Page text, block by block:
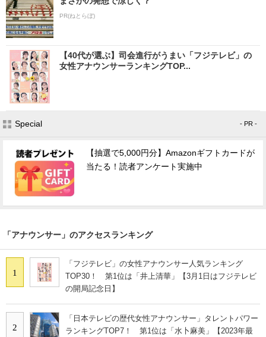
PR(ねとらぼ)
【40代が選ぶ】司会進行がうまい「フジテレビ」の
女性アナウンサーランキングTOP...
Special - PR -
【抽選で5,000円分】Amazonギフトカードが
当たる！読者アンケート実施中
「アナウンサー」のアクセスランキング
1
「フジテレビ」の女性アナウンサー人気ランキング
TOP30！ 第1位は「井上清華」【3月1日はフジテレビ
の開局記念日】
2
「日本テレビの歴代女性アナウンサー」タレントパワー
ランキングTOP7！ 第1位は「水卜麻美」【2023年最